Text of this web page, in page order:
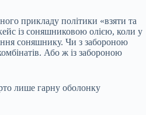
прикладу політики «взяти та
із соняшниковою олією, коли у
соняшнику. Чи з забороною
Або ж із забороною
лише гарну оболонку